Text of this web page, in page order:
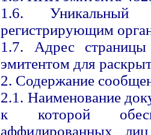
1.6. Уникальный
регистрирующим
1.7. Адрес страницы
эмитентом для
2. Содержание
2.1. Наименование
к которой
аффилированных